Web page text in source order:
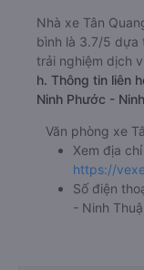
Nhà xe Tân
bình là 3.7/5 dựa
trải nghiệm dịch
h. Thông tin liên
Ninh Phước -
Văn phòng xe
Xem địa
https://
Số điện
- Ninh